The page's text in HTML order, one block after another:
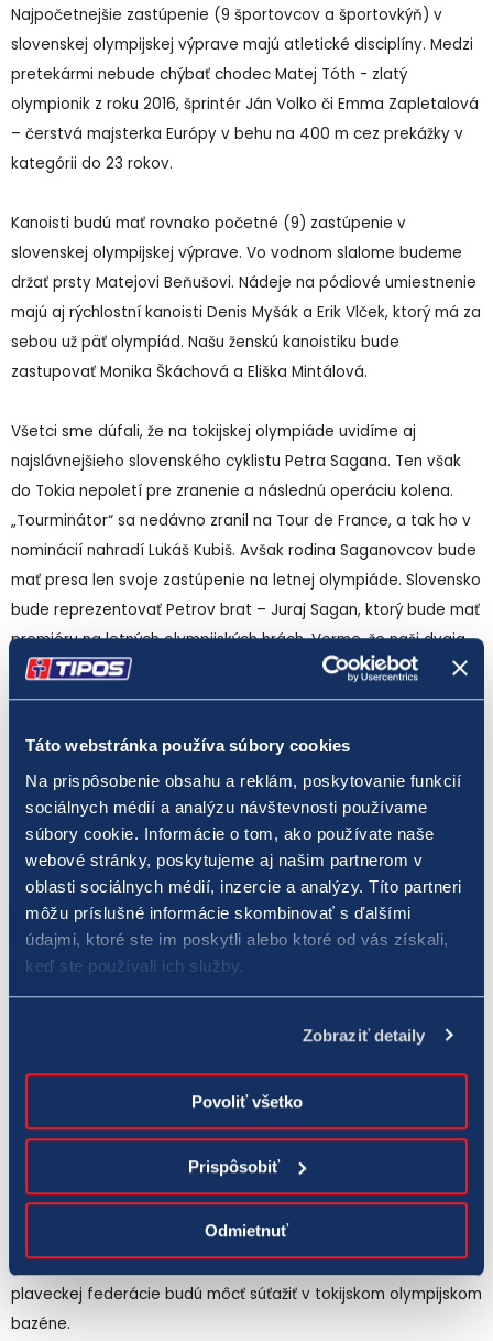
Táto webstránka používa súbory cookies
Na prispôsobenie obsahu a reklám, poskytovanie funkcií
sociálnych médií a analýzu návštevnosti používame
súbory cookie. Informácie o tom, ako používate naše
webové stránky, poskytujeme aj našim partnerom v
oblasti sociálnych médií, inzercie a analýzy. Títo partneri
môžu príslušné informácie skombinovať s ďalšími
údajmi, ktoré ste im poskytli alebo ktoré od vás získali,
keď ste používali ich služby.
Zobraziť detaily
Povoliť všetko
Prispôsobiť
Odmietnuť
Najpočetnejšie zastúpenie (9 športovcov a športovkýň) v
slovenskej olympijskej výprave majú atletické disciplíny. Medzi
pretekármi nebude chýbať chodec Matej Tóth - zlatý
olympionik z roku 2016, šprintér Ján Volko či Emma Zapletalová
– čerstvá majsterka Európy v behu na 400 m cez prekážky v
kategórii do 23 rokov.
Kanoisti budú mať rovnako početné (9) zastúpenie v
slovenskej olympijskej výprave. Vo vodnom slalome budeme
držať prsty Matejovi Beňušovi. Nádeje na pódiové umiestnenie
majú aj rýchlostní kanoisti Denis Myšák a Erik Vlček, ktorý má za
sebou už päť olympiád. Našu ženskú kanoistiku bude
zastupovať Monika Škáchová a Eliška Mintálová.
Všetci sme dúfali, že na tokijskej olympiáde uvidíme aj
najslávnejšieho slovenského cyklistu Petra Sagana. Ten však
do Tokia nepoletí pre zranenie a následnú operáciu kolena.
„Tourminátor“ sa nedávno zranil na Tour de France, a tak ho v
nominácií nahradí Lukáš Kubiš. Avšak rodina Saganovcov bude
mať presa len svoje zastúpenie na letnej olympiáde. Slovensko
bude reprezentovať Petrov brat – Juraj Sagan, ktorý bude mať
premiéru na letných olympijských hrách. Verme, že naši dvaja
cyklisti vyniknú vo svetovej konkurencii.
Ľubomír Pištej a naturalizovaný Slovák s neslovenským menom
– Wang Yang. Balážová bude hrať ženskú štvorhru a zahrá si aj
v mixe s Ľubomírom Pištejom.
Tenisové dvorce prevetrajú v Tokiu naši tenisti Filip Polášek,
Norbert Gombos a Lukáš Klein. Pre všetkých troch to bude
premiéra na olympijských hrách.
Veľké očakávania budeme mať od športových strelcov, ktorí
patria medzi svetovú špičku. Olympioničky Zuzana Rehák
na najvyššie miesta majú šancu aj Juraj Tužinský, aktuálny
majster Európy vo vzduchovej pištoli a Erik Varga, ktorý je
dvojnásobným majstrom sveta a Európy v trape.
Plavci Andrea Podmaníková a Richard Nagy síce nesplnili
olympijský A limit, avšak vďaka pozvánke od Medzinárodnej
plaveckej federácie budú môcť súťažiť v tokijskom olympijskom
bazéne.